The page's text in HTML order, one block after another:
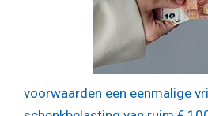
voorwaarden een eenmalige